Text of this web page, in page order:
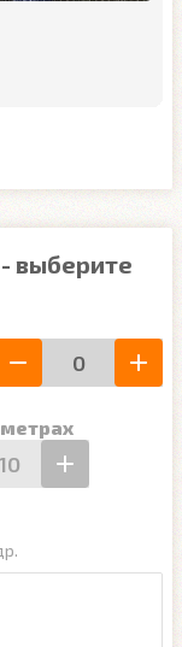
выберите